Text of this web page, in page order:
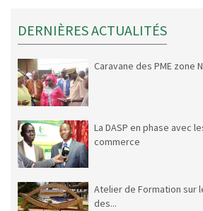
DERNIÈRES ACTUALITÉS
Caravane des PME zone
La DASP en phase avec
commerce
Atelier de Formation sur
des...